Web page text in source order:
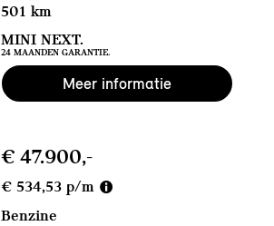
501 km
MINI NEXT.
24 MAANDEN GARANTIE.
Meer informatie
€ 47.900,-
€ 534,53 p/m
Benzine